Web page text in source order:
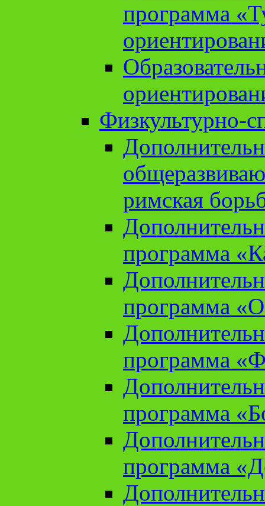
программа
Физкультурно-
римская
программа
программа
программа
программа
программа